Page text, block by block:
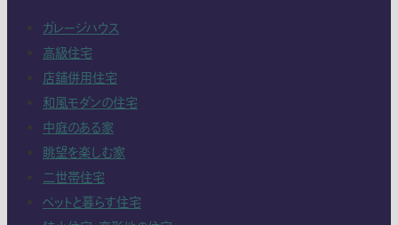
ガレージハウス
高級住宅
店舗併用住宅
和風モダンの住宅
中庭のある家
眺望を楽しむ家
二世帯住宅
ペットと暮らす住宅